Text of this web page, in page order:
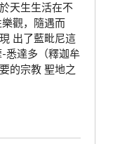
天生生活在不
觀，隨遇而
出了藍毗尼這
悉達多（釋迦牟
的宗教 聖地之